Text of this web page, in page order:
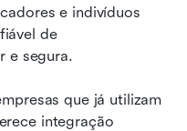
e indivíduos
de
e segura.
que já utilizam
integração